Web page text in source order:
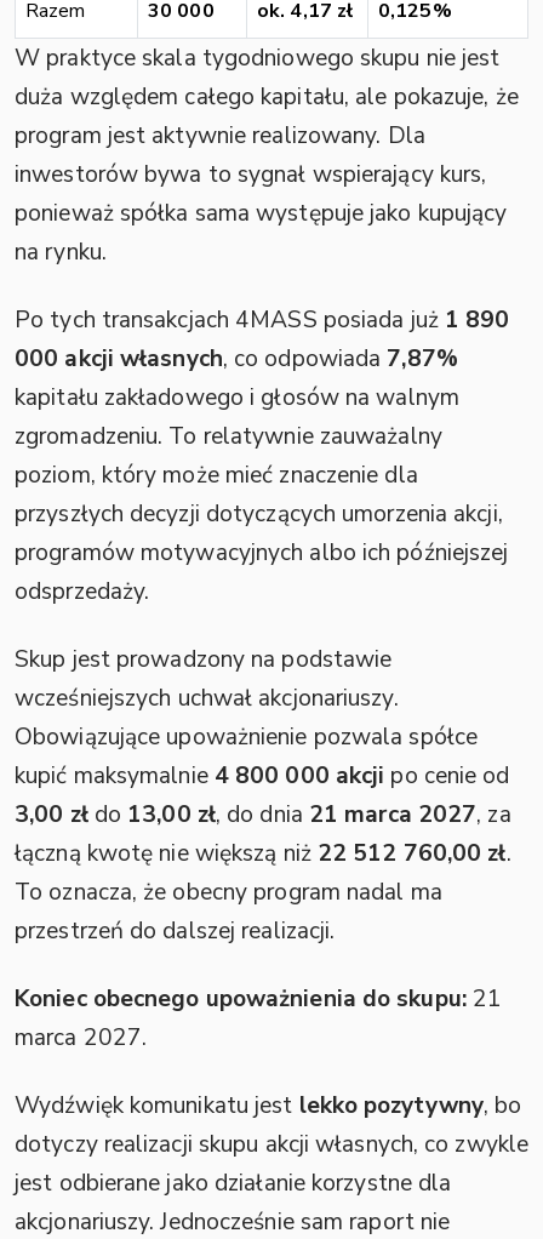
Razem 30 000 ok. 4,17 zł 0,125%
W praktyce skala tygodniowego skupu nie jest
duża względem całego kapitału, ale pokazuje, że
program jest aktywnie realizowany. Dla
inwestorów bywa to sygnał wspierający kurs,
ponieważ spółka sama występuje jako kupujący
na rynku.
Po tych transakcjach 4MASS posiada już 1 890
000 akcji własnych, co odpowiada 7,87%
kapitału zakładowego i głosów na walnym
zgromadzeniu. To relatywnie zauważalny
poziom, który może mieć znaczenie dla
przyszłych decyzji dotyczących umorzenia akcji,
programów motywacyjnych albo ich późniejszej
odsprzedaży.
Skup jest prowadzony na podstawie
wcześniejszych uchwał akcjonariuszy.
Obowiązujące upoważnienie pozwala spółce
kupić maksymalnie 4 800 000 akcji po cenie od
3,00 złdo 13,00 zł, do dnia 21 marca 2027, za
łączną kwotę nie większą niż 22 512 760,00 zł.
To oznacza, że obecny program nadal ma
przestrzeń do dalszej realizacji.
Koniec obecnego upoważnienia do skupu:21
marca 2027.
Wydźwięk komunikatu jest lekko pozytywny, bo
dotyczy realizacji skupu akcji własnych, co zwykle
jest odbierane jako działanie korzystne dla
akcjonariuszy. Jednocześnie sam raport nie